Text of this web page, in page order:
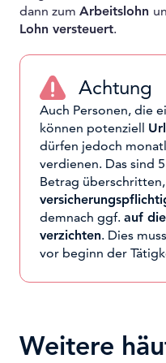
dann zum Arbeitslohn
Lohn versteuert.
Achtung
Auch Personen, die
können potenziell
dürfen jedoch
verdienen. Das sind
Betrag
demnach ggf. auf
verzichten. Dies
vor beginn der
Weitere